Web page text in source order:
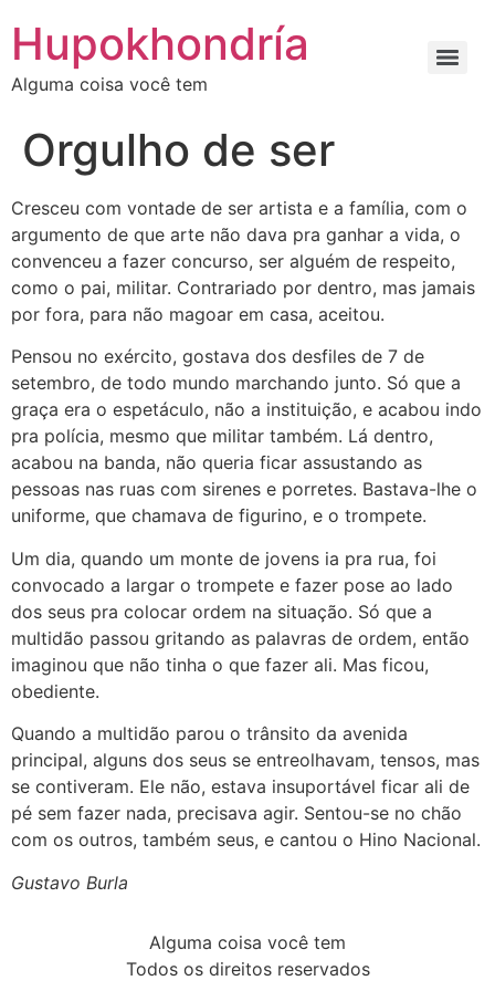
para
conteúdo
Hupokhondría
Alguma coisa você tem
Orgulho de ser
Cresceu com vontade de ser artista e a família, com o
argumento de que arte não dava pra ganhar a vida, o
convenceu a fazer concurso, ser alguém de respeito,
como o pai, militar. Contrariado por dentro, mas jamais
por fora, para não magoar em casa, aceitou.
Pensou no exército, gostava dos desfiles de 7 de
setembro, de todo mundo marchando junto. Só que a
graça era o espetáculo, não a instituição, e acabou indo
pra polícia, mesmo que militar também. Lá dentro,
acabou na banda, não queria ficar assustando as
pessoas nas ruas com sirenes e porretes. Bastava-lhe o
uniforme, que chamava de figurino, e o trompete.
Um dia, quando um monte de jovens ia pra rua, foi
convocado a largar o trompete e fazer pose ao lado
dos seus pra colocar ordem na situação. Só que a
multidão passou gritando as palavras de ordem, então
imaginou que não tinha o que fazer ali. Mas ficou,
obediente.
Quando a multidão parou o trânsito da avenida
principal, alguns dos seus se entreolhavam, tensos, mas
se contiveram. Ele não, estava insuportável ficar ali de
pé sem fazer nada, precisava agir. Sentou-se no chão
com os outros, também seus, e cantou o Hino Nacional.
Gustavo Burla
Alguma coisa você tem
Todos os direitos reservados